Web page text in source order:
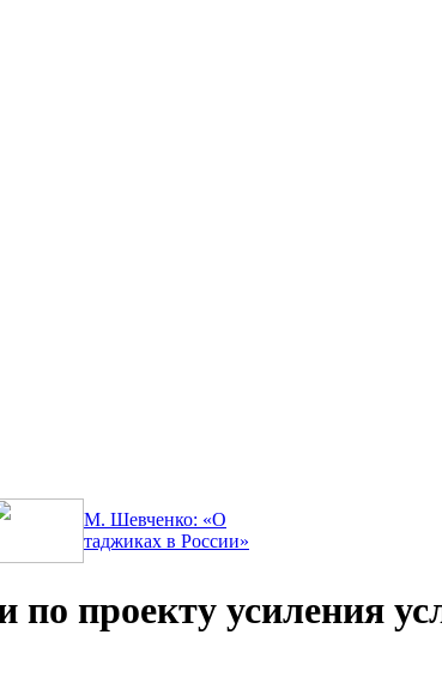
М. Шевченко: «О
таджиках в России»
проекту усиления